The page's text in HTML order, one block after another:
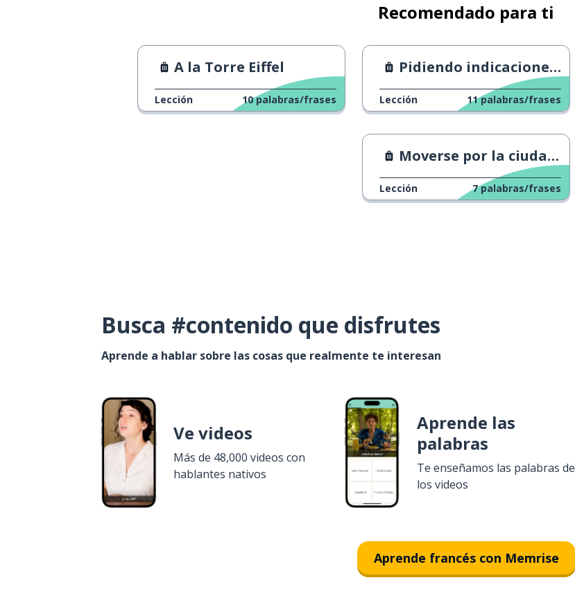
Recomendado para ti
A la Torre Eiffel
Lección 10 palabras/frases
Pidiendo indicaciones 2
Lección 11 palabras/frases
Moverse por la ciudad 2
Lección 7 palabras/frases
Busca #contenido que disfrutes
Aprende a hablar sobre las cosas que realmente te interesan
Ve videos
Más de 48,000 videos con
hablantes nativos
Aprende las
palabras
Te enseñamos las palabras de
los videos
Aprende francés con Memrise